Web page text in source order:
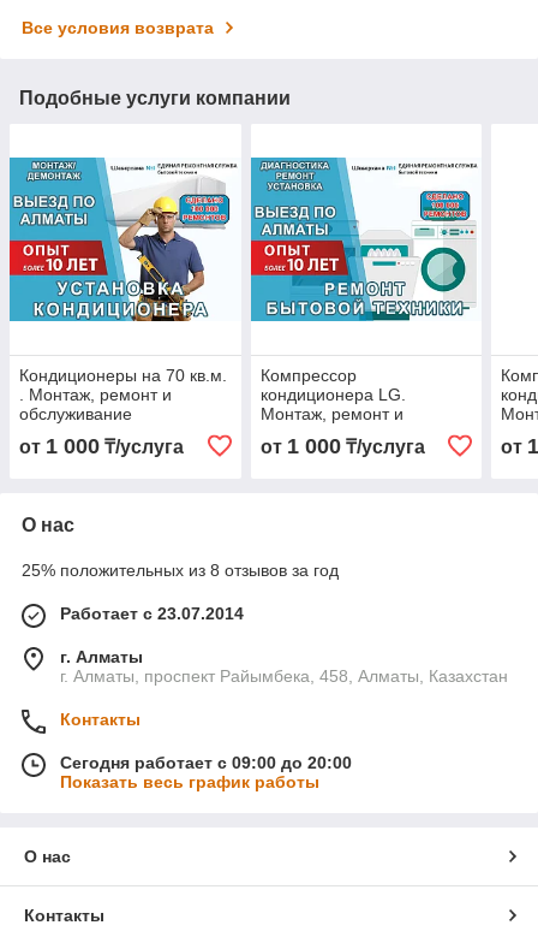
Все условия возврата
Подобные услуги компании
Кондиционеры на 70 кв.м.
. Монтаж, ремонт и
обслуживание
от 1 000 ₸/услуга
Компрессор
кондиционера LG.
Монтаж, ремонт и
обслуживание
от 1 000₸/услуга от
О нас
25% положительных из 8 отзывов за год
Работает с 23.07.2014
г. Алматы
г. Алматы, проспект Райымбека, 458, Алматы, Казахстан
Контакты
Сегодня работает с 09:00 до 20:00
Показать весь график работы
О нас
Контакты